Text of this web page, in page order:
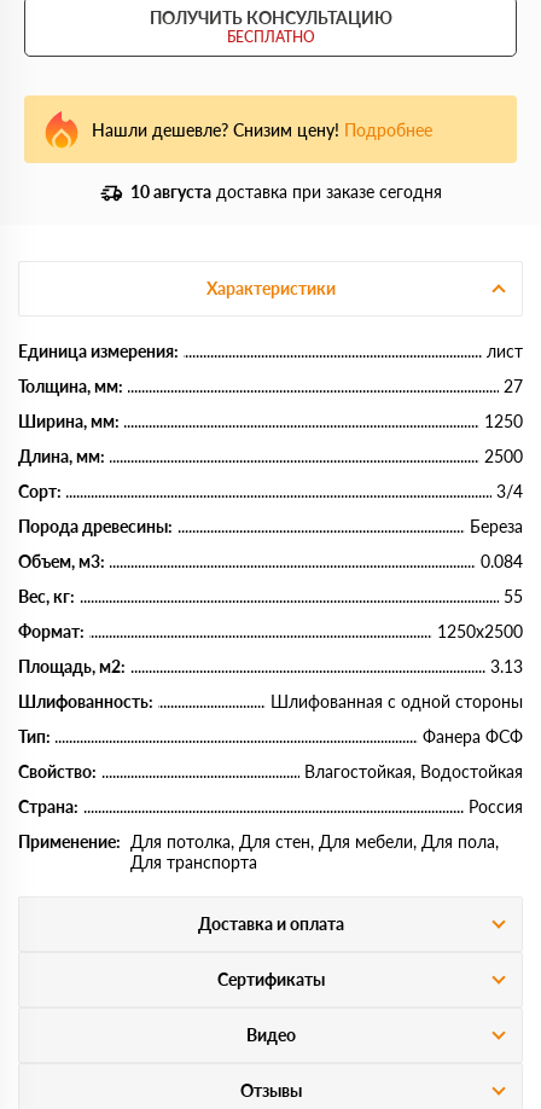
ПОЛУЧИТЬ КОНСУЛЬТАЦИЮ
БЕСПЛАТНО
Нашли дешевле? Снизим цену! Подробнее
10 августа доставка при заказе сегодня
Характеристики
Единица измерения:
лист
Толщина, мм:
27
Ширина, мм:
1250
Длина, мм:
2500
Сорт:
3/4
Порода древесины:
Береза
Объем, м3:
0.084
Вес, кг:
55
Формат:
1250х2500
Площадь, м2:
3.13
Шлифованность:
Шлифованная с одной стороны
Тип:
Фанера ФСФ
Свойство:
Влагостойкая, Водостойкая
Страна:
Россия
Применение: Для потолка, Для стен, Для мебели, Для пола,
Для транспорта
Доставка и оплата
Сертификаты
Видео
Отзывы